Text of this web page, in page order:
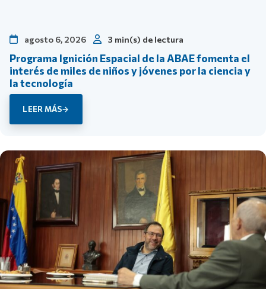
agosto 6, 2026 3 min(s) de lectura
Programa Ignición Espacial de la ABAE fomenta el
interés de miles de niños y jóvenes por la ciencia y
la tecnología
LEER MÁS